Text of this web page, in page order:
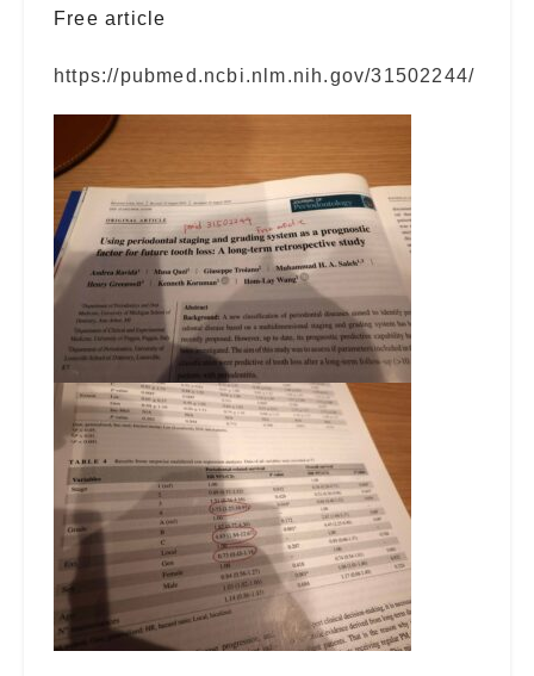
Free article
https://pubmed.ncbi.nlm.nih.gov/31502244/